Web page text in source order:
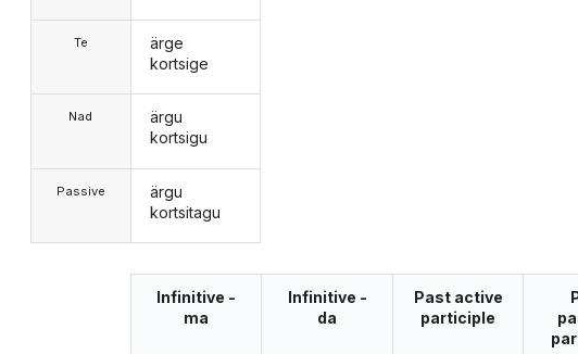
Te
Nad
Passive
ärge
kortsige
ärgu
kortsigu
ärgu
kortsitagu
Infinitive -
ma
Infinitive -
da
Past active
participle